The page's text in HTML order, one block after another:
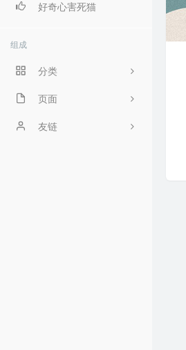
好奇心害死猫
组成
分类
程序人生
ACM
页面
好奇心害死猫
友链